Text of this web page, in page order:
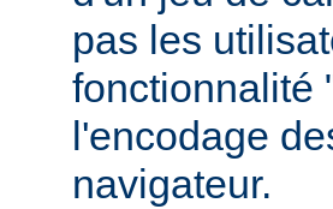
pas les
fonctionnalité
l'encodage
navigateur.